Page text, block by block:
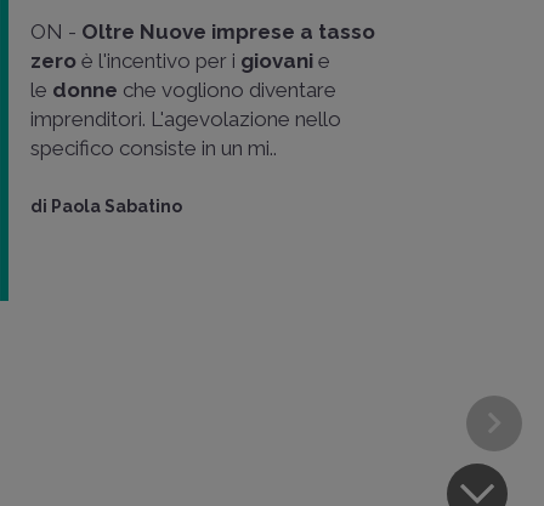
ON - Oltre Nuove imprese a tasso
zero è l'incentivo per i giovani e
le donne che vogliono diventare
imprenditori. L'agevolazione nello
specifico consiste in un mi..
di Paola Sabatino